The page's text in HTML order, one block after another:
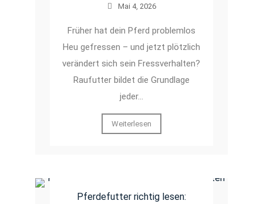
Mai 4, 2026
Früher hat dein Pferd problemlos
Heu gefressen – und jetzt plötzlich
verändert sich sein Fressverhalten?
Raufutter bildet die Grundlage
jeder…
Weiterlesen
Pferdefutter richtig lesen: